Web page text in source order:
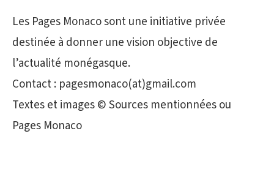
Les Pages Monaco sont une initiative privée
destinée à donner une vision objective de
l’actualité monégasque.
Contact : pagesmonaco(at)gmail.com
Textes et images © Sources mentionnées ou
Pages Monaco